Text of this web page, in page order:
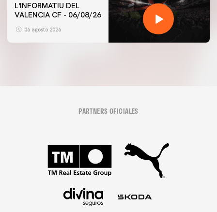
L'INFORMATIU DEL
VALENCIA CF - 06/08/26
06 agosto 2026
PARTNERS OFICIALES